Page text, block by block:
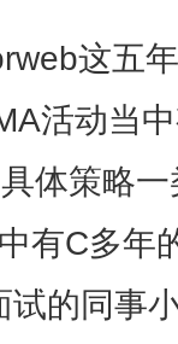
这五
活动当
体策略
有C多年
试的同事